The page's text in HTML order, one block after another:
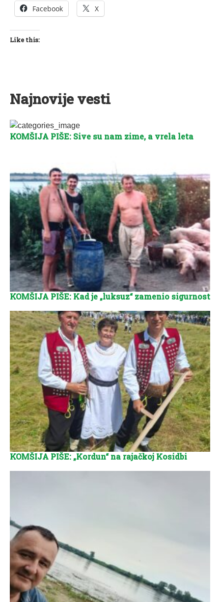
Facebook X
Like this:
Najnovije vesti
KOMŠIJA PIŠE: Sive su nam zime, a vrela leta
KOMŠIJA PIŠE: Kad je „luksuz“ zamenio sigurnost
KOMŠIJA PIŠE: „Kordun“ na rajačkoj Kosidbi